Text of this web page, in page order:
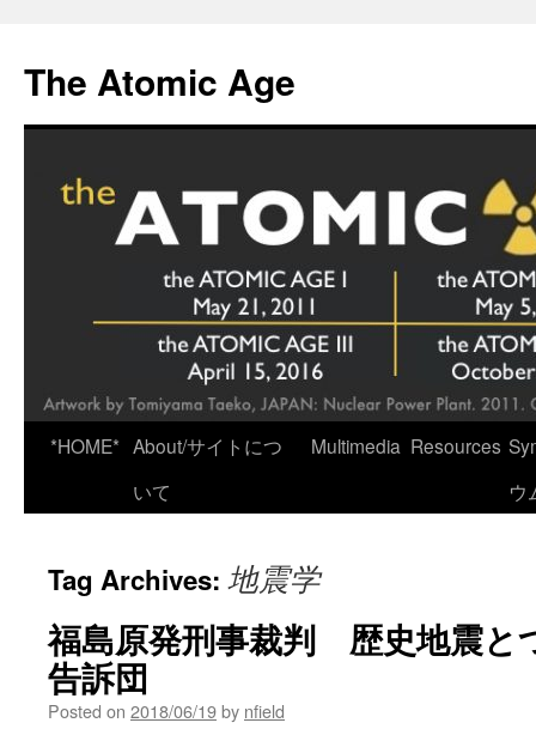
content
The Atomic Age
*HOME* About/サイトにつ
いて
Multimedia Resources
ウ
Tag Archives: 地震学
福島原発刑事裁判 歴史地震と
告訴団
Posted on 2018/06/19by nfield